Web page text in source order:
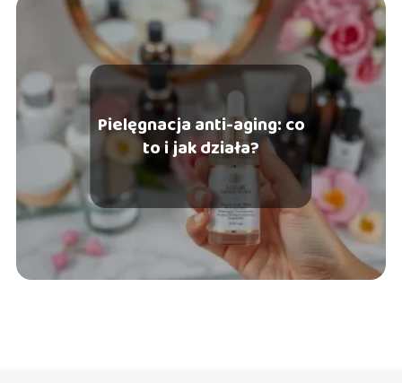
Pielęgnacja anti-aging: co
to i jak działa?